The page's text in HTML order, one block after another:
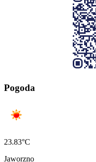
Pogoda
23.83°C
Jaworzno